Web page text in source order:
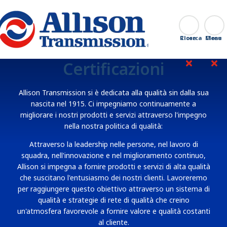
Go Home Ricerca
Close
Certificazioni
Allison Transmission si è dedicata alla qualità sin dalla sua
nascita nel 1915. Ci impegniamo continuamente a
migliorare i nostri prodotti e servizi attraverso l'impegno
nella nostra politica di qualità:
Attraverso la leadership nelle persone, nel lavoro di
squadra, nell'innovazione e nel miglioramento continuo,
Allison si impegna a fornire prodotti e servizi di alta qualità
che suscitano l'entusiasmo dei nostri clienti. Lavoreremo
per raggiungere questo obiettivo attraverso un sistema di
qualità e strategie di rete di qualità che creino
un'atmosfera favorevole a fornire valore e qualità costanti
al cliente.